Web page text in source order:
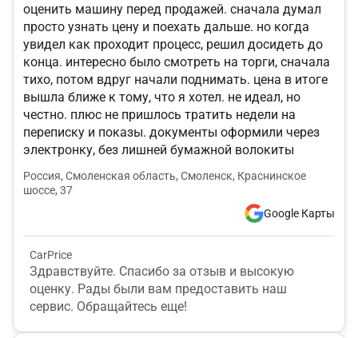
оценить машину перед продажей. сначала думал
просто узнать цену и поехать дальше. но когда
увидел как проходит процесс, решил досидеть до
конца. интересно было смотреть на торги, сначала
тихо, потом вдруг начали поднимать. цена в итоге
вышла ближе к тому, что я хотел. не идеал, но
честно. плюс не пришлось тратить недели на
переписку и показы. документы оформили через
электронку, без лишней бумажной волокиты
Россия, Смоленская область, Смоленск, Краснинское
шоссе, 37
Google Карты
CarPrice
Здравствуйте. Спасибо за отзыв и высокую
оценку. Рады были вам предоставить наш
сервис. Обращайтесь еще!